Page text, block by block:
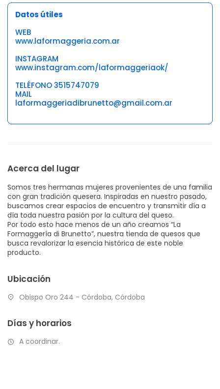
Datos útiles
WEB
www.laformaggeria.com.ar
INSTAGRAM
www.instagram.com/laformaggeriaok/
TELÉFONO 3515747079
MAIL
laformaggeriadibrunetto@gmail.com.ar
Acerca del lugar
Somos tres hermanas mujeres provenientes de una familia
con gran tradición quesera. Inspiradas en nuestro pasado,
buscamos crear espacios de encuentro y transmitir día a
día toda nuestra pasión por la cultura del queso.
Por todo esto hace menos de un año creamos “La
Formaggería di Brunetto”, nuestra tienda de quesos que
busca revalorizar la esencia histórica de este noble
producto.
Ubicación
Obispo Oro 244 - Córdoba, Córdoba
Días y horarios
A coordinar.